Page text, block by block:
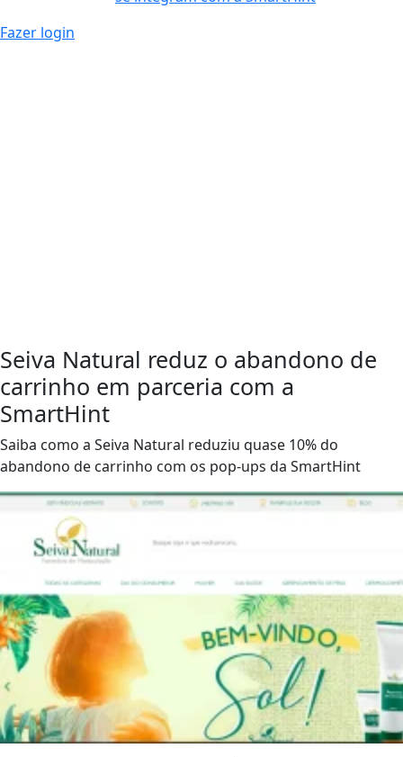
Fazer login
Seiva Natural reduz o abandono de
carrinho em parceria com a
SmartHint
Saiba como a Seiva Natural reduziu quase 10% do
abandono de carrinho com os pop-ups da SmartHint